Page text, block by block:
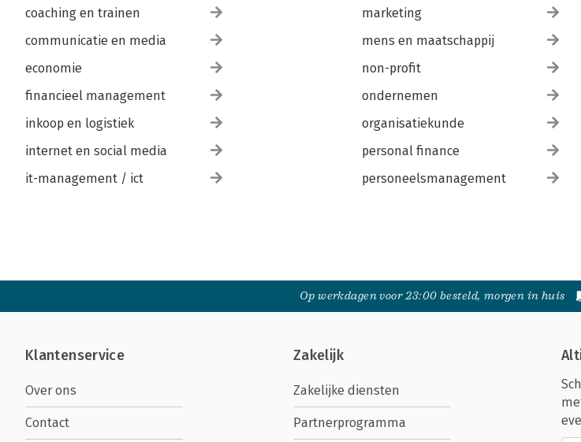
coaching en trainen
communicatie en media
economie
financieel management
inkoop en logistiek
internet en social media
it-management / ict
marketing
mens en maatschappij
non-profit
ondernemen
organisatiekunde
personal finance
personeelsmanagement
Op werkdagen voor 23:00 besteld, morgen in huis
Klantenservice
Over ons
Contact
Zakelijk
Zakelijke diensten
Partnerprogramma